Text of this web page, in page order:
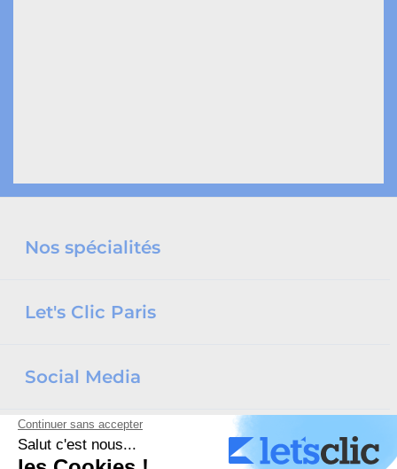
Nos spécialités
Let's Clic Paris
Social Media